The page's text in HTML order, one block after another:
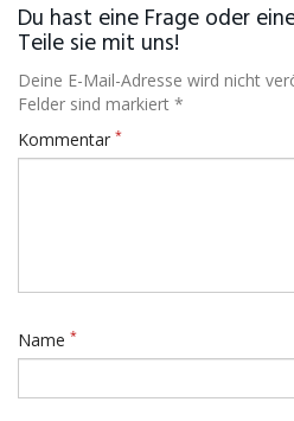
Du hast eine Frage oder
Teile sie mit uns!
Deine E-Mail-Adresse wird nicht
Felder sind markiert *
Kommentar *
Name *